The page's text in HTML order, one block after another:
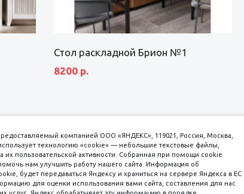
Стол раскладной Брион №1
8200 р.
пл. Соляная, 6, стр. 16
компанией ООО «ЯНДЕКС», 119021, Россия, Москва,
технологию «cookie» — небольшие текстовые файлы,
пользовательской активности. Собранная при помощи cookie
нам улучшить работу нашего сайта. Информация об
будет передаваться Яндексу и храниться на сервере Яндекса в ЕС
для оценки использования вами сайта, составления для нас